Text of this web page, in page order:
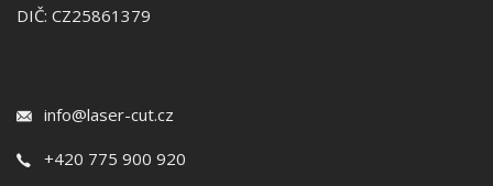
DIČ: CZ25861379
info@laser-cut.cz
+420 775 900 920